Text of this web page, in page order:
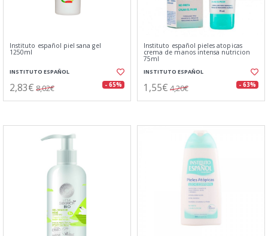
Instituto español piel sana gel
1250ml
INSTITUTO ESPAÑOL
2,83€ 8,02€ - 65%
Instituto español pieles atopicas
crema de manos intensa nutricion
75ml
INSTITUTO ESPAÑOL
1,55€ 4,20€ - 63%